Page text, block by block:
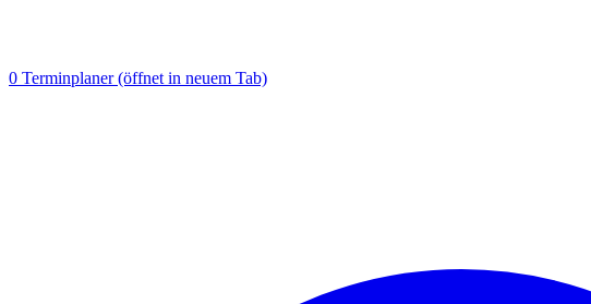
0 Terminplaner(öffnet in neuem Tab)